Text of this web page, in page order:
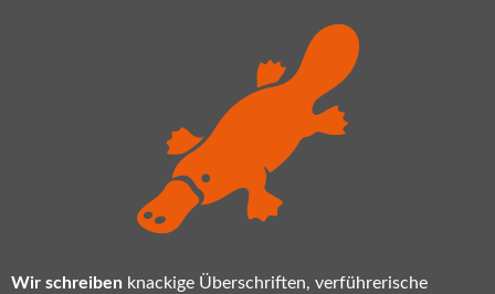
Wir schreiben knackige Überschriften, verführerische